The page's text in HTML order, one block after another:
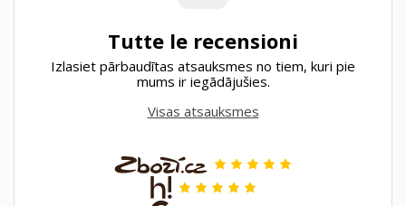
Tutte le recensioni
Izlasiet pārbaudītas atsauksmes no tiem, kuri pie
mums ir iegādājušies.
Visas atsauksmes